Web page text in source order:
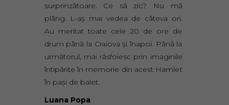
surprinzătoare. Ce să zic? Nu mă
plâng. L-aş mai vedea de câteva ori.
Au meritat toate cele 20 de ore de
drum până la Craiova şi înapoi. Până la
următorul, mai răsfoiesc prin imaginile
întipărite în memorie din acest Hamlet
în paşi de balet.
Luana Popa